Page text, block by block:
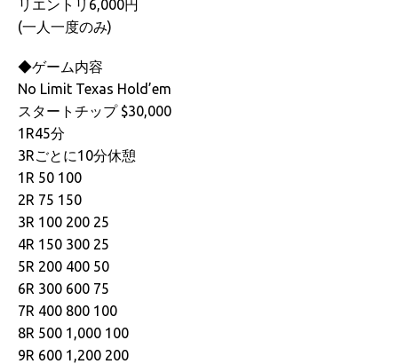
リエントリ6,000円
(一人一度のみ)
◆ゲーム内容
No Limit Texas Hold’em
スタートチップ $30,000
1R45分
3Rごとに10分休憩
1R 50 100
2R 75 150
3R 100 200 25
4R 150 300 25
5R 200 400 50
6R 300 600 75
7R 400 800 100
8R 500 1,000 100
9R 600 1,200 200